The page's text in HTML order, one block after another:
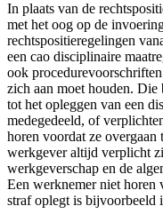
In plaats van de
met het oog op de
rechtspositieregelingen
een cao disciplinaire
ook
zich aan moet houden. Die
tot het opleggen van een
medegedeeld, of
horen voordat ze overgaan
werkgever altijd verplicht
werkgeverschap en de
Een werknemer niet horen
straf oplegt is bijvoorbeeld